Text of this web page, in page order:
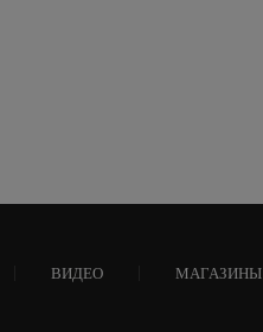
ВИДЕО МАГАЗИНЫ